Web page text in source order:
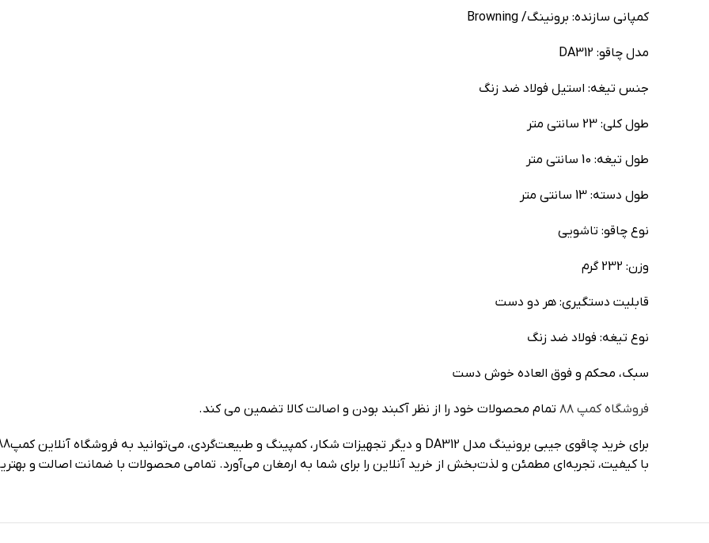
کمپاني سازنده: برونینگ/ Browning
مدل چاقو: DA312
جنس تیغه: استیل فولاد ضد زنگ
طول کلي: 23 سانتي متر
طول تيغه: 10 سانتي متر
طول دسته: 13 سانتي متر
نوع چاقو: تاشويي
وزن: 232 گرم
قابليت دستگيري: هر دو دست
نوع تیغه: فولاد ضد زنگ
سبک، محکم و فوق العاده خوش دست
فروشگاه کمپ ۸۸ تمام محصولات خود را از نظر آکبند بودن و اصالت کالا تضمین می کند.
با کیفیت، تجربه‌ای مطمئن و لذت‌بخش از خرید آنلاین را برای شما به ارمغان می‌آورد. تمامی محصولات با ضمانت اصالت و